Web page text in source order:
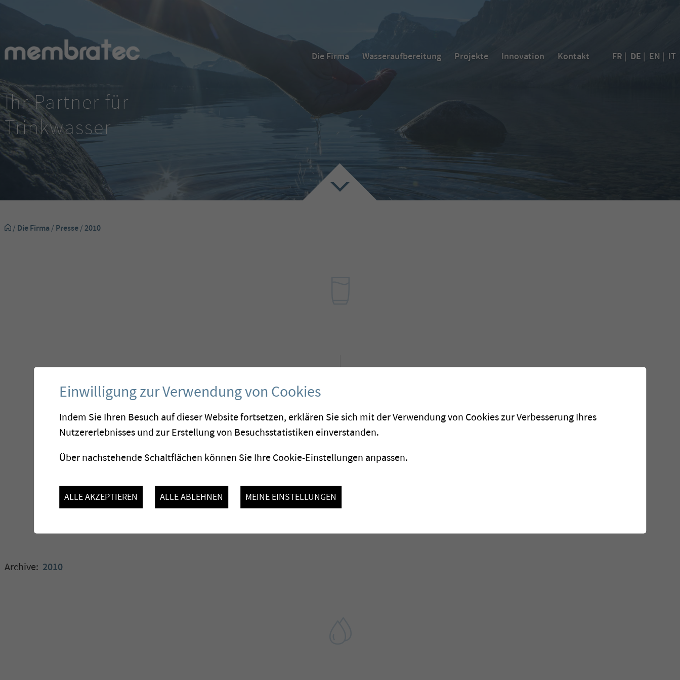
FR | DE | EN | IT
Die Firma Wasseraufbereitung Projekte Innovation Kontakt
Ihr Partner für
Trinkwasser
/ Die Firma/ Presse/2010
2010
Archive: 2010
Einwilligung zur Verwendung von Cookies
Indem Sie Ihren Besuch auf dieser Website fortsetzen, erklären Sie sich mit der Verwendung von Cookies zur Verbesserung Ihres
Nutzererlebnisses und zur Erstellung von Besuchsstatistiken einverstanden.
Über nachstehende Schaltflächen können Sie Ihre Cookie-Einstellungen anpassen.
ALLE AKZEPTIEREN ALLE ABLEHNEN MEINE EINSTELLUNGEN